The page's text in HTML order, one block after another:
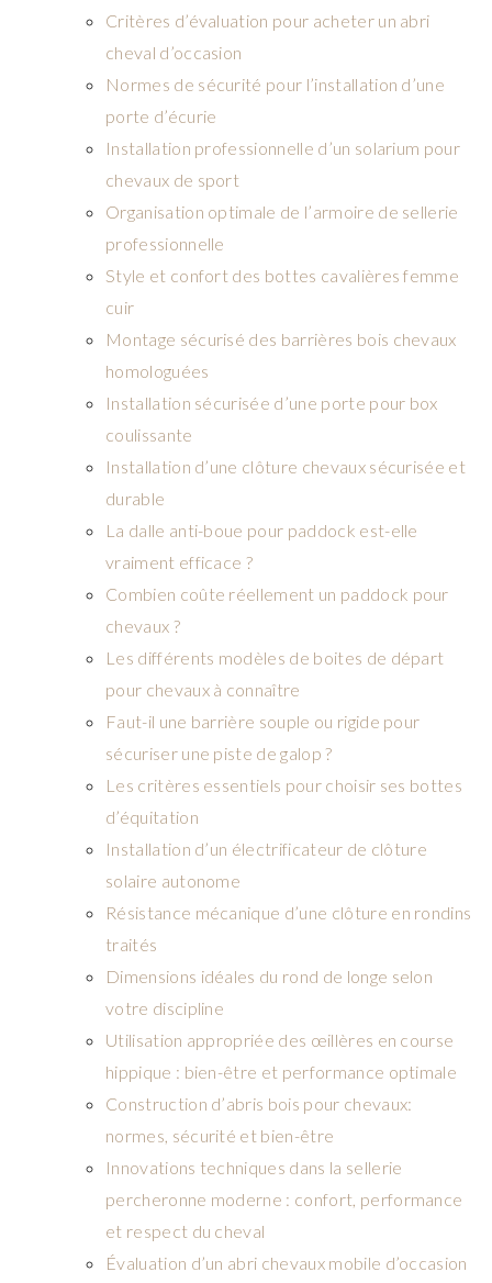
Critères d’évaluation pour acheter un abri
cheval d’occasion
Normes de sécurité pour l’installation d’une
porte d’écurie
Installation professionnelle d’un solarium pour
chevaux de sport
Organisation optimale de l’armoire de sellerie
professionnelle
Style et confort des bottes cavalières femme
cuir
Montage sécurisé des barrières bois chevaux
homologuées
Installation sécurisée d’une porte pour box
coulissante
Installation d’une clôture chevaux sécurisée et
durable
La dalle anti-boue pour paddock est-elle
vraiment efficace ?
Combien coûte réellement un paddock pour
chevaux ?
Les différents modèles de boites de départ
pour chevaux à connaître
Faut-il une barrière souple ou rigide pour
sécuriser une piste de galop ?
Les critères essentiels pour choisir ses bottes
d’équitation
Installation d’un électrificateur de clôture
solaire autonome
Résistance mécanique d’une clôture en rondins
traités
Dimensions idéales du rond de longe selon
votre discipline
Utilisation appropriée des œillères en course
hippique : bien-être et performance optimale
Construction d’abris bois pour chevaux:
normes, sécurité et bien-être
Innovations techniques dans la sellerie
percheronne moderne : confort, performance
et respect du cheval
Évaluation d’un abri chevaux mobile d’occasion